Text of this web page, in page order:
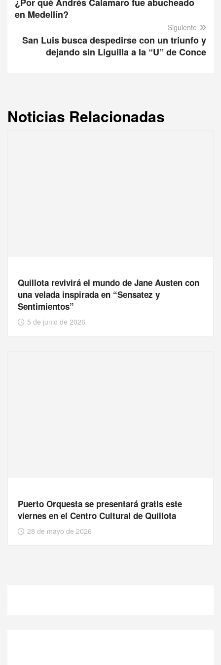
en Medellín?
Siguiente
San Luis busca despedirse con un triunfo y
dejando sin Liguilla a la “U” de Conce
Noticias Relacionadas
Quillota revivirá el mundo de Jane Austen con
una velada inspirada en “Sensatez y
Sentimientos”
5 de junio de 2026
Puerto Orquesta se presentará gratis este
viernes en el Centro Cultural de Quillota
28 de mayo de 2026